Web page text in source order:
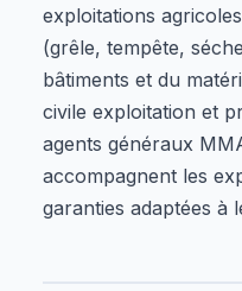
exploitations
(grêle, tempête,
bâtiments et du
civile exploitation et
agents généraux
accompagnent les
garanties adaptées à